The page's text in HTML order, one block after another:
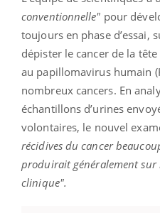
conventionnelle" pour
toujours en phase d’essai,
dépister le cancer de la
au papillomavirus humain
nombreux cancers. En
échantillons d’urines
volontaires, le nouvel
récidives du cancer
produirait généralement sur
clinique".